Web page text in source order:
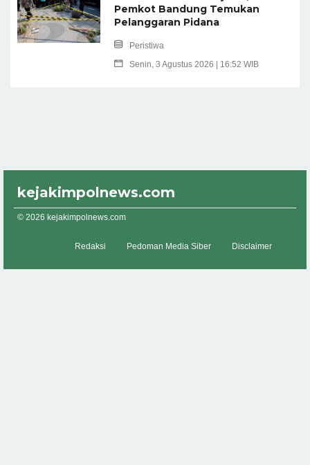
Pemkot Bandung Temukan
Pelanggaran Pidana
Peristiwa
Senin, 3 Agustus 2026 | 16:52 WIB
kejakimpolnews.com
© 2026 kejakimpolnews.com
Redaksi Pedoman Media Siber Disclaimer